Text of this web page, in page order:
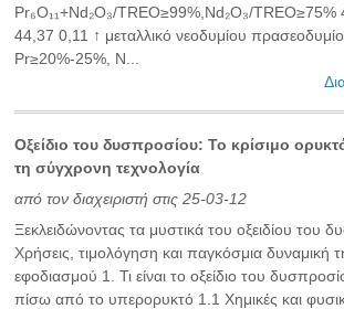
Pr₆O₁₁+Nd₂O₃/TREO≥99%,Nd₂O₃/
44,37 0,11 ↑ μεταλλικό νεοδυμίου
Pr≥20%-25%, N...
Οξείδιο του δυσπροσίου: Το κρίσιμο
τη σύγχρονη τεχνολογία
από τον διαχειριστή στις 25-03-12
Ξεκλειδώνοντας τα μυστικά του οξειδίου του
Χρήσεις, τιμολόγηση και παγκόσμια δυναμική
εφοδιασμού ‌1. Τι είναι το οξείδιο του
πίσω από το υπερορυκτό‌ ‌1.1 Χημικές και